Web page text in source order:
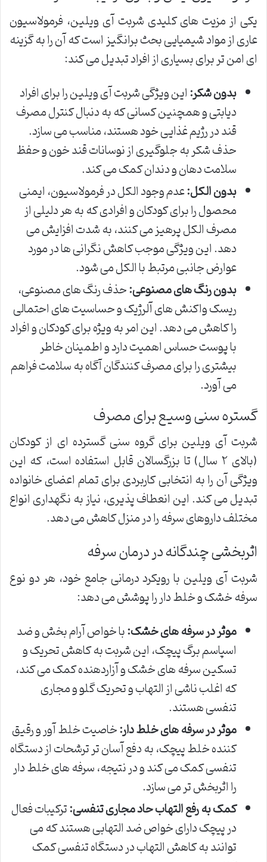
یکی از مزیت های کلیدی شربت آی ویلین، فرمولاسیون
عاری از مواد شیمیایی بحث برانگیز است که آن را به گزینه
ای امن تر برای بسیاری از افراد تبدیل می کند:
بدون شکر:این ویژگی شربت آی ویلین را برای افراد
دیابتی و همچنین کسانی که به دنبال کنترل مصرف
قند در رژیم غذایی خود هستند، مناسب می سازد.
حذف شکر به جلوگیری از نوسانات قند خون و حفظ
سلامت دهان و دندان کمک می کند.
بدون الکل:عدم وجود الکل در فرمولاسیون، ایمنی
محصول را برای کودکان و افرادی که به هر دلیلی از
مصرف الکل پرهیز می کنند، به شدت افزایش می
دهد. این ویژگی موجب کاهش نگرانی ها در مورد
عوارض جانبی مرتبط با الکل می شود.
بدون رنگ های مصنوعی:حذف رنگ های مصنوعی،
ریسک واکنش های آلرژیک و حساسیت های احتمالی
را کاهش می دهد. این امر به ویژه برای کودکان و افراد
با پوست حساس اهمیت دارد و اطمینان خاطر
بیشتری را برای مصرف کنندگان آگاه به سلامت فراهم
می آورد.
گستره سنی وسیع برای مصرف
شربت آی ویلین برای گروه سنی گسترده ای از کودکان
(بالای ۲ سال) تا بزرگسالان قابل استفاده است، که این
ویژگی آن را به انتخابی کاربردی برای تمام اعضای خانواده
تبدیل می کند. این انعطاف پذیری، نیاز به نگهداری انواع
مختلف داروهای سرفه را در منزل کاهش می دهد.
اثربخشی چندگانه در درمان سرفه
شربت آی ویلین با رویکرد درمانی جامع خود، هر دو نوع
سرفه خشک و خلط دار را پوشش می دهد:
موثر در سرفه های خشک:با خواص آرام بخش و ضد
اسپاسم برگ پیچک، این شربت به کاهش تحریک و
تسکین سرفه های خشک و آزاردهنده کمک می کند،
که اغلب ناشی از التهاب و تحریک گلو و مجاری
تنفسی هستند.
موثر در سرفه های خلط دار:خاصیت خلط آور و رقیق
کننده خلط پیچک، به دفع آسان تر ترشحات از دستگاه
تنفسی کمک می کند و در نتیجه، سرفه های خلط دار
را اثربخش تر می سازد.
کمک به رفع التهاب حاد مجاری تنفسی:ترکیبات فعال
در پیچک دارای خواص ضد التهابی هستند که می
توانند به کاهش التهاب در دستگاه تنفسی کمک